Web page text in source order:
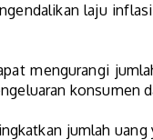
laju
mengurangi
konsumen
jumlah